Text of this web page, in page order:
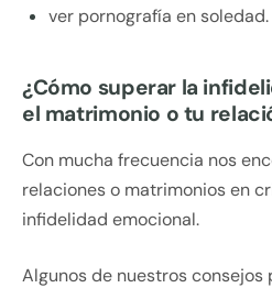
ver pornografía en soledad.
¿Cómo superar la
el matrimonio o tu
Con mucha frecuencia nos
relaciones o matrimonios en
infidelidad emocional.
Algunos de nuestros consejos